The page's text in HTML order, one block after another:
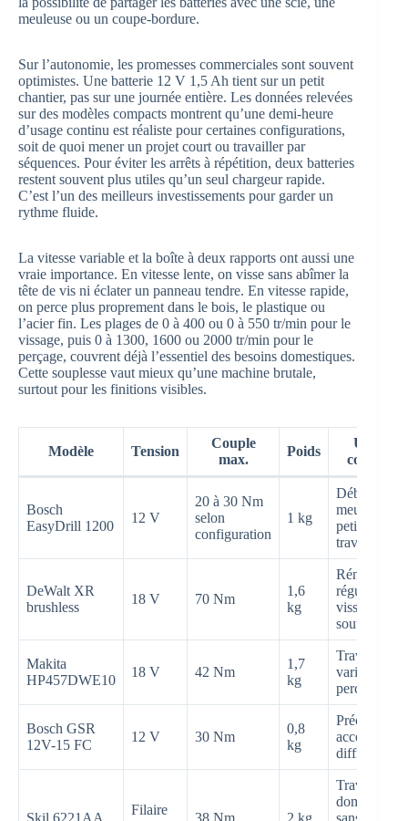
meuleuse ou un coupe-bordure.
Sur l’autonomie, les promesses commerciales sont souvent
optimistes. Une batterie 12 V 1,5 Ah tient sur un petit
chantier, pas sur une journée entière. Les données relevées
sur des modèles compacts montrent qu’une demi-heure
d’usage continu est réaliste pour certaines configurations,
soit de quoi mener un projet court ou travailler par
séquences. Pour éviter les arrêts à répétition, deux batteries
restent souvent plus utiles qu’un seul chargeur rapide.
C’est l’un des meilleurs investissements pour garder un
rythme fluide.
La vitesse variable et la boîte à deux rapports ont aussi une
vraie importance. En vitesse lente, on visse sans abîmer la
tête de vis ni éclater un panneau tendre. En vitesse rapide,
on perce plus proprement dans le bois, le plastique ou
l’acier fin. Les plages de 0 à 400 ou 0 à 550 tr/min pour le
vissage, puis 0 à 1300, 1600 ou 2000 tr/min pour le
perçage, couvrent déjà l’essentiel des besoins domestiques.
Cette souplesse vaut mieux qu’une machine brutale,
surtout pour les finitions visibles.
Modèle Tension
Couple
max.
Poids
Usage
conseillé
Bosch
EasyDrill 1200
12 V
20 à 30 Nm
selon
configuration
1 kg
Débutant,
meubles,
petits
travaux
DeWalt XR
brushless
18 V 70 Nm
1,6
kg
Rénovation
régulière,
vissage
soutenu
Makita
HP457DWE10
18 V 42 Nm
1,7
kg
Travaux
variés avec
percussion
Bosch GSR
12V-15 FC
12 V 30 Nm
0,8
kg
Précision,
accès
difficiles
Filaire
Travaux
domestiques